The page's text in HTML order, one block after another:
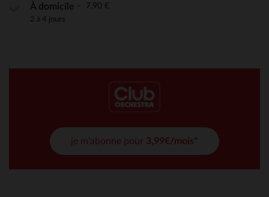
À domicile 7,90 €
2 à 4 jours
je m'abonne pour 3,99€/mois*